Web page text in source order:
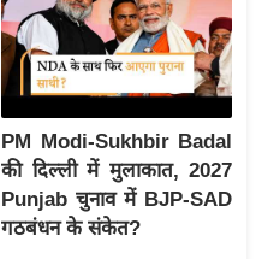
PM Modi-Sukhbir Badal
की दिल्ली में मुलाकात, 2027
Punjab चुनाव में BJP-SAD
गठबंधन के संकेत?